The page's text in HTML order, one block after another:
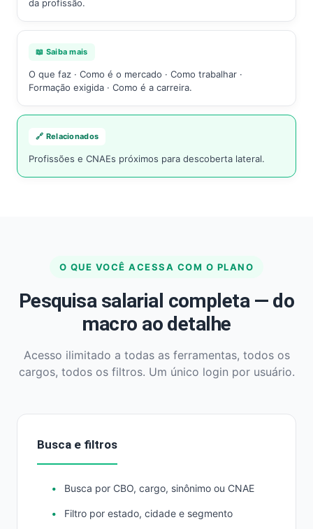
da profissão.
📖 Saiba mais
O que faz · Como é o mercado · Como trabalhar ·
Formação exigida · Como é a carreira.
🔗 Relacionados
Profissões e CNAEs próximos para descoberta lateral.
O QUE VOCÊ ACESSA COM O PLANO
Pesquisa salarial completa — do
macro ao detalhe
Acesso ilimitado a todas as ferramentas, todos os
cargos, todos os filtros. Um único login por usuário.
Busca e filtros
Busca por CBO, cargo, sinônimo ou CNAE
Filtro por estado, cidade e segmento